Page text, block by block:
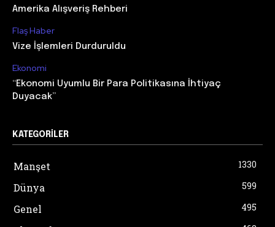
Amerika Alışveriş Rehberi
Flaş Haber
Vize İşlemleri Durduruldu
Ekonomi
“Ekonomi Uyumlu Bir Para Politikasına İhtiyaç
Duyacak”
KATEGORILER
Manşet 1330
Dünya 599
Genel 495